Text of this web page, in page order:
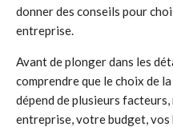
donner des conseils pour
entreprise.
Avant de plonger dans les
comprendre que le choix de
dépend de plusieurs
entreprise, votre budget, vos